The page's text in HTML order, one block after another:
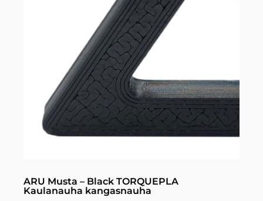
ARU Musta – Black TORQUEPLA
Kaulanauha kangasnauha